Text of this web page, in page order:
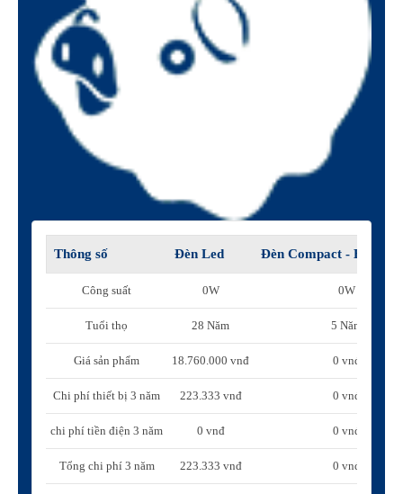
Thông số Đèn Led Đèn Compact - Huỳnh
Công suất
Tuổi thọ
Giá sản phẩm
Chi phí thiết bị 3 năm
chi phí tiền điện 3 năm
Tổng chi phí 3 năm
0W
28 Năm
18.760.000 vnđ
223.333 vnđ
0 vnđ
223.333 vnđ
0W
5 Năm
0 vnđ
0 vnđ
0 vnđ
0 vnđ